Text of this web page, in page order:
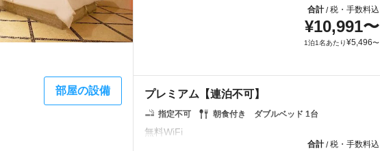
部屋の設備
合計/税・手数料込
¥10,991〜
1泊1名あたり¥5,496〜
プレミアム【連泊不可】
指定不可 朝食付き ダブルベッド 1台
合計/税・手数料込